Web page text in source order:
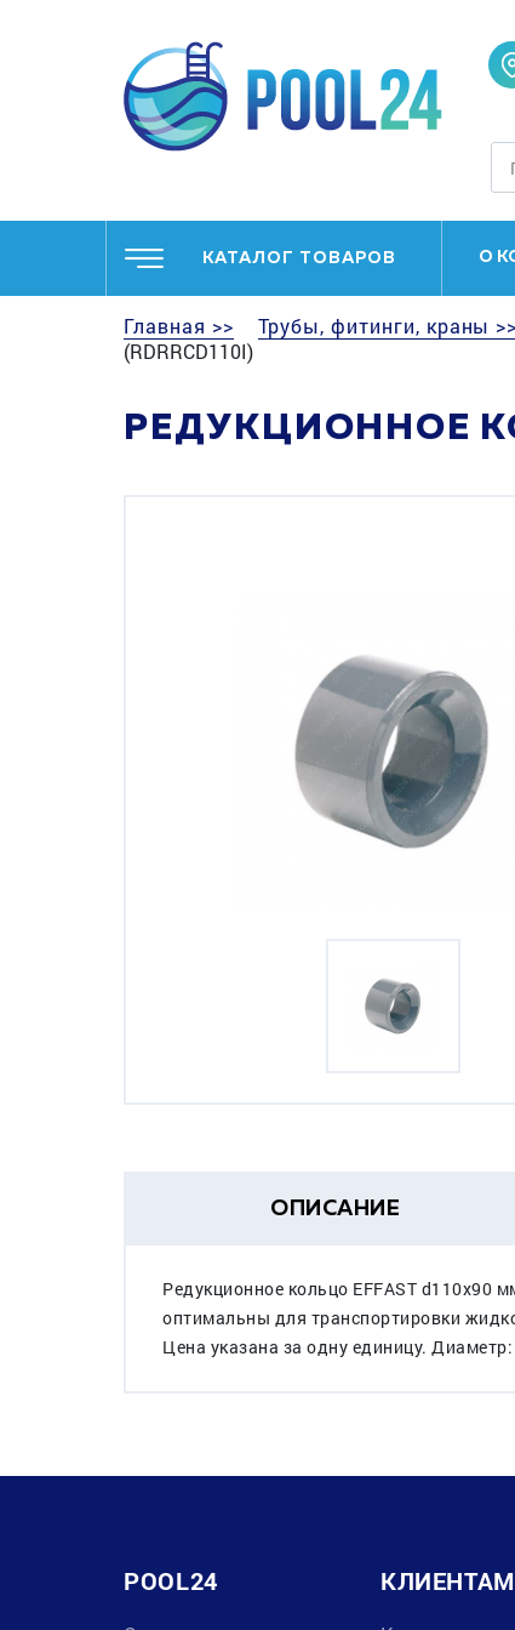
КАТАЛОГ ТОВАРОВ О
Главная >> Трубы, фитинги, краны >>
(RDRRCD110I)
РЕДУКЦИОННОЕ
ОПИСАНИЕ
Редукционное кольцо EFFAST d110x90
оптимальны для транспортировки
Цена указана за одну единицу.
POOL24 КЛИЕНТАМ